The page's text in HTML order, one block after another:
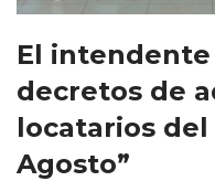
El
decretos de
locatarios del
Agosto”